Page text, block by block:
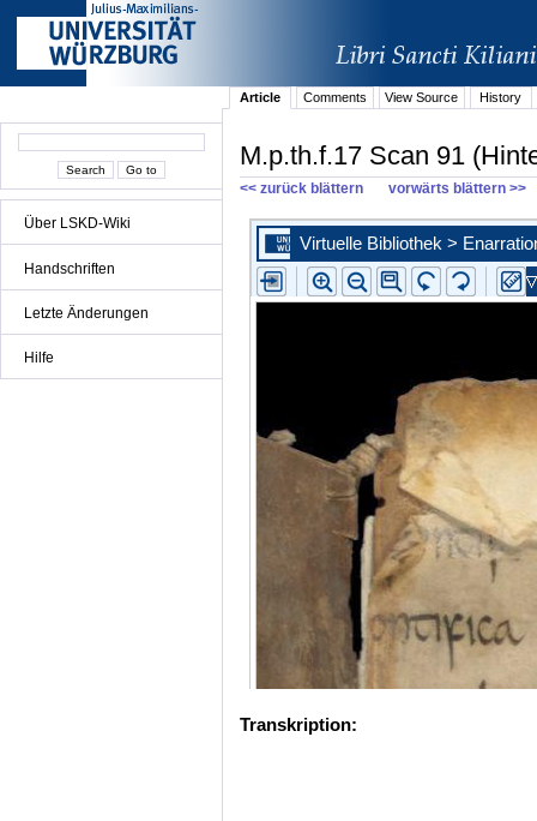
Über LSKD-Wiki
Handschriften
Letzte Änderungen
Hilfe
Article Comments View Source History
M.p.th.f.17 Scan 91
<< zurück blättern vorwärts blättern >>
Transkription: